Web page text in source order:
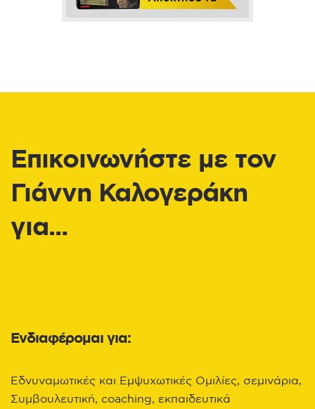
Επικοινωνήστε με τον
Γιάννη Καλογεράκη
για...
Ενδιαφέρομαι για:
Εδνυναμωτικές και Εμψυχωτικές Ομιλίες, σεμινάρια,
Συμβουλευτική, coaching, εκπαιδευτικά